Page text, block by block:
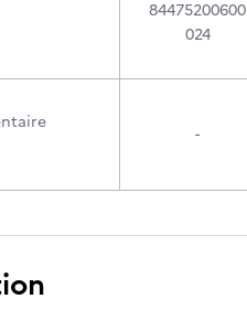
84475200600
024
-